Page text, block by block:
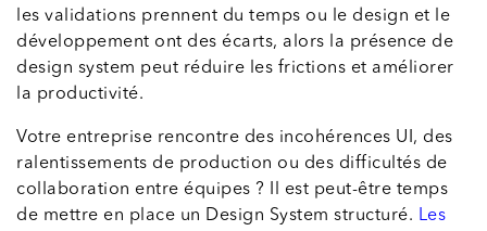
les validations prennent du temps ou le design et le
développement ont des écarts, alors la présence de
design system peut réduire les frictions et améliorer
la productivité.
Votre entreprise rencontre des incohérences UI, des
ralentissements de production ou des difficultés de
collaboration entre équipes ? Il est peut-être temps
de mettre en place un Design System structuré. Les